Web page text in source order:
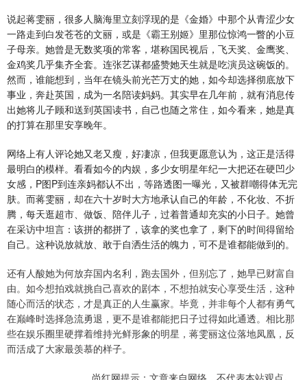
说起蒋雯丽，很多人脑海里立刻浮现的是《金婚》中那个从青涩少女
一路走到白发苍苍的文丽，或是《霸王别姬》里那位惊鸿一瞥的小豆
子母亲。她曾是无数奖项的常客，堪称国民视后，飞天奖、金鹰奖、
金鸡奖几乎集齐全套。连张艺谋都盛赞她天生就是吃演员这碗饭的。
然而，谁能想到，当年在镜头前光芒万丈的她，如今却选择彻底放下
事业，奔赴英国，成为一名陪读妈妈。其实早在几年前，就有消息传
出她将儿子顾和送到英国读书，自己也随之常住，如今看来，她是真
的打算在那里安享晚年。
网络上有人评论她又老又瘦，好凄凉，但我更愿意认为，这正是活得
最明白的模样。看看如今的内娱，多少女明星年纪一大把还在硬凹少
女感，P图P到连亲妈都认不出，等路透图一曝光，又被群嘲得体无完
肤。而蒋雯丽，却在六十岁时大方地承认自己的年龄，不化妆、不折
腾，每天逛超市、做饭、陪伴儿子，过着普通却充实的小日子。她曾
在采访中坦言：该拼的都拼了，该拿的奖也拿了，剩下的时间得留给
自己。这种说放就放、敢于自洒生活的魄力，可不是谁都能做到的。
还有人酸她为何放弃国内名利，跑去国外，但别忘了，她早已财富自
由。如今想拍戏就挑自己喜欢的剧本，不想拍就安心享受生活，这种
随心而活的状态，才是真正的人生赢家。毕竟，并非每个人都有勇气
在巅峰时选择急流勇退，更不是谁都能把日子过得如此通透。相比那
些在娱乐圈里硬撑着维持光鲜形象的明星，蒋雯丽这位落地凤凰，反
而活成了大家最羡慕的样子。